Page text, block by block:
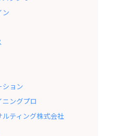
ン
ション
ングプロ
ティング株式会社